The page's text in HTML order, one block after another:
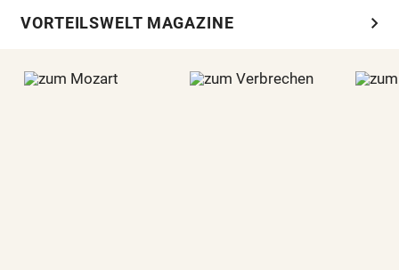
VORTEILSWELT MAGAZINE chevron_right